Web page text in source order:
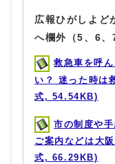
広報ひがしよ
へ欄外（5、6
救急車を呼
い？ 迷った時は
式, 54.54KB)
市の制度や
ご案内などは大
式, 66.29KB)